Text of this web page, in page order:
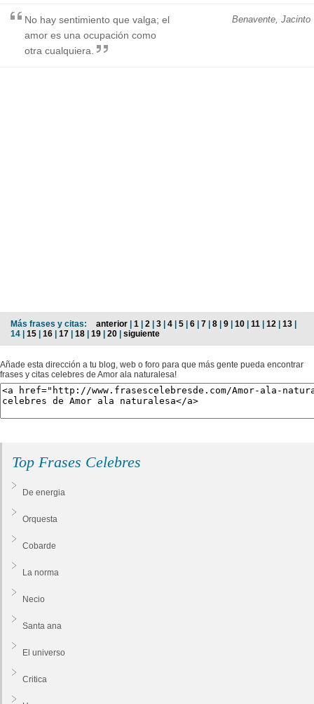
Benavente, Jacinto
No hay sentimiento que valga; el
amor es una ocupación como
otra cualquiera.
Más frases y citas: anterior | 1 | 2 | 3 | 4 | 5 | 6 | 7 | 8 | 9 | 10 | 11 | 12 | 13 |
14 | 15 | 16 | 17 | 18 | 19 | 20 | siguiente
Añade esta dirección a tu blog, web o foro para que más gente pueda encontrar
frases y citas celebres de Amor ala naturalesa!
Top Frases Celebres
De energia
Orquesta
Cobarde
La norma
Necio
Santa ana
El universo
Critica